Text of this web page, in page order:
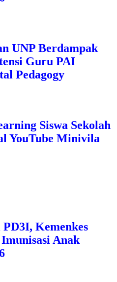
UNP Berdampak
Guru PAI
Pedagogy
Siswa Sekolah
YouTube Minivila
Kemenkes
Anak